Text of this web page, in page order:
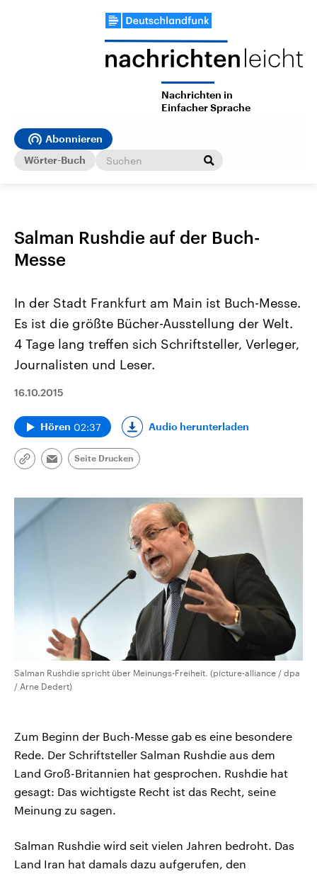
Nachrichten in
Einfacher Sprache
Abonnieren
Wörter-Buch
Salman Rushdie auf der Buch-
Messe
In der Stadt Frankfurt am Main ist Buch-Messe.
Es ist die größte Bücher-Ausstellung der Welt.
4 Tage lang treffen sich Schriftsteller, Verleger,
Journalisten und Leser.
16.10.2015
Hören 02:37 Audio herunterladen
Link
Email
Seite Drucken
Salman Rushdie spricht über Meinungs-Freiheit. (picture-alliance / dpa
/ Arne Dedert)
Zum Beginn der Buch-Messe gab es eine besondere
Rede. Der Schriftsteller Salman Rushdie aus dem
Land Groß-Britannien hat gesprochen. Rushdie hat
gesagt: Das wichtigste Recht ist das Recht, seine
Meinung zu sagen.
Salman Rushdie wird seit vielen Jahren bedroht. Das
Land Iran hat damals dazu aufgerufen, den